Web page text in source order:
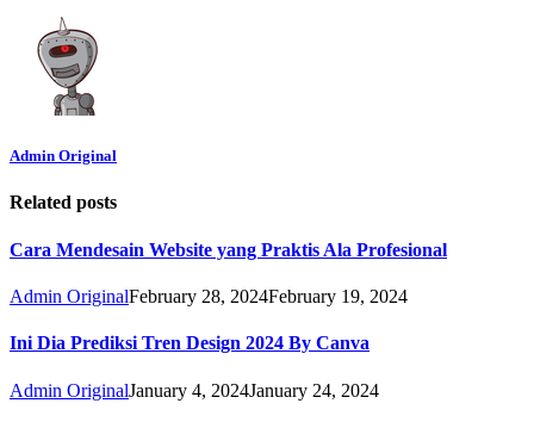
Admin Original
Related posts
Cara Mendesain Website yang Praktis Ala Profesional
Admin OriginalFebruary 28, 2024February 19, 2024
Ini Dia Prediksi Tren Design 2024 By Canva
Admin OriginalJanuary 4, 2024January 24, 2024